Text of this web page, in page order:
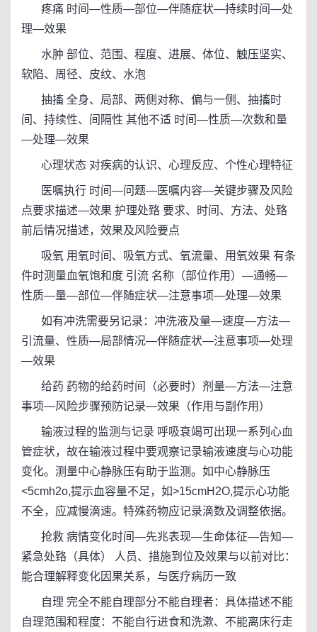
疼痛 时间—性质—部位—伴随症状—持续时间—处
理—效果
水肿 部位、范围、程度、进展、体位、触压坚实、
软陷、周径、皮纹、水泡
抽搐 全身、局部、两侧对称、偏与一侧、抽搐时
间、持续性、间隔性 其他不适 时间—性质—次数和量
—处理—效果
心理状态 对疾病的认识、心理反应、个性心理特征
医嘱执行 时间—问题—医嘱内容—关键步骤及风险
点要求描述—效果 护理处臵 要求、时间、方法、处臵
前后情况描述，效果及风险要点
吸氧 用氧时间、吸氧方式、氧流量、用氧效果 有条
件时测量血氧饱和度 引流 名称（部位作用）—通畅—
性质—量—部位—伴随症状—注意事项—处理—效果
如有冲洗需要另记录：冲洗液及量—速度—方法—
引流量、性质—局部情况—伴随症状—注意事项—处理
—效果
给药 药物的给药时间（必要时）剂量—方法—注意
事项—风险步骤预防记录—效果（作用与副作用）
输液过程的监测与记录 呼吸衰竭可出现一系列心血
管症状，故在输液过程中要观察记录输液速度与心功能
变化。测量中心静脉压有助于监测。如中心静脉压
<5cmh2o,提示血容量不足，如>15cmH2O,提示心功能
不全，应减慢滴速。特殊药物应记录滴数及调整依据。
抢救 病情变化时间—先兆表现—生命体征—告知—
紧急处臵（具体） 人员、措施到位及效果与以前对比：
能合理解释变化因果关系，与医疗病历一致
自理 完全不能自理部分不能自理者：具体描述不能
自理范围和程度：不能自行进食和洗漱、不能离床行走